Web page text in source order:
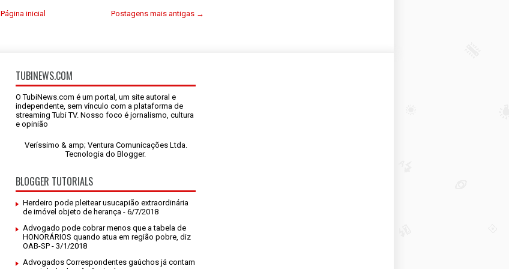
Postagens mais antigas →
Página inicial
TUBINEWS.COM
O TubiNews.com é um portal, um site autoral e
independente, sem vínculo com a plataforma de
streaming Tubi TV. Nosso foco é jornalismo, cultura
e opinião
Veríssimo & amp; Ventura Comunicações Ltda.
Tecnologia do Blogger.
BLOGGER TUTORIALS
Herdeiro pode pleitear usucapião extraordinária
de imóvel objeto de herança - 6/7/2018
Advogado pode cobrar menos que a tabela de
HONORÁRIOS quando atua em região pobre, diz
OAB-SP - 3/1/2018
Advogados Correspondentes gaúchos já contam